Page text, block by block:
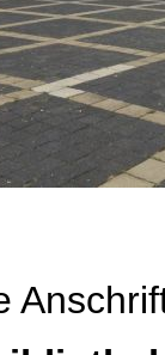
A digitális